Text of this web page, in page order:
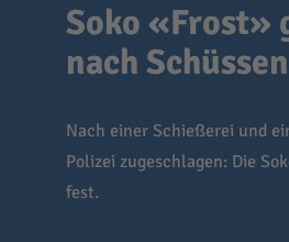
Soko «Frost»
nach
Nach einer Schießerei und
Polizei zugeschlagen: Die
fest.